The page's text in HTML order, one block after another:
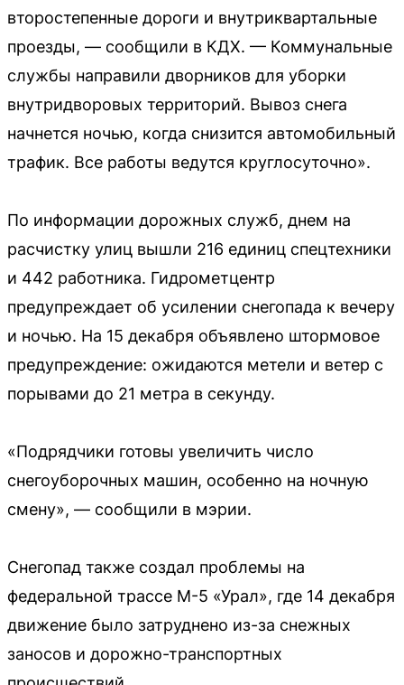
второстепенные дороги и внутриквартальные
проезды, — сообщили в КДХ. — Коммунальные
службы направили дворников для уборки
внутридворовых территорий. Вывоз снега
начнется ночью, когда снизится автомобильный
трафик. Все работы ведутся круглосуточно».
По информации дорожных служб, днем на
расчистку улиц вышли 216 единиц спецтехники
и 442 работника. Гидрометцентр
предупреждает об усилении снегопада к вечеру
и ночью. На 15 декабря объявлено штормовое
предупреждение: ожидаются метели и ветер с
порывами до 21 метра в секунду.
«Подрядчики готовы увеличить число
снегоуборочных машин, особенно на ночную
смену», — сообщили в мэрии.
Снегопад также создал проблемы на
федеральной трассе М-5 «Урал», где 14 декабря
движение было затруднено из-за снежных
заносов и дорожно-транспортных